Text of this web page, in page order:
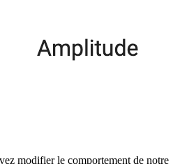
modifier le comportement de notre